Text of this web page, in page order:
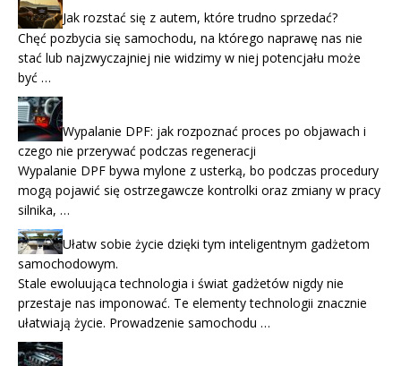
Jak rozstać się z autem, które trudno sprzedać?
Chęć pozbycia się samochodu, na którego naprawę nas nie
stać lub najzwyczajniej nie widzimy w niej potencjału może
być …
Wypalanie DPF: jak rozpoznać proces po objawach i
czego nie przerywać podczas regeneracji
Wypalanie DPF bywa mylone z usterką, bo podczas procedury
mogą pojawić się ostrzegawcze kontrolki oraz zmiany w pracy
silnika, …
Ułatw sobie życie dzięki tym inteligentnym gadżetom
samochodowym.
Stale ewoluująca technologia i świat gadżetów nigdy nie
przestaje nas imponować. Te elementy technologii znacznie
ułatwiają życie. Prowadzenie samochodu …